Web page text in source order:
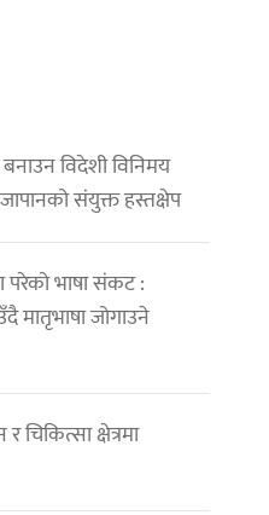
विदेशी विनिमय
संयुक्त हस्तक्षेप
परेको भाषा संकट :
मातृभाषा जोगाउने
चिकित्सा क्षेत्रमा